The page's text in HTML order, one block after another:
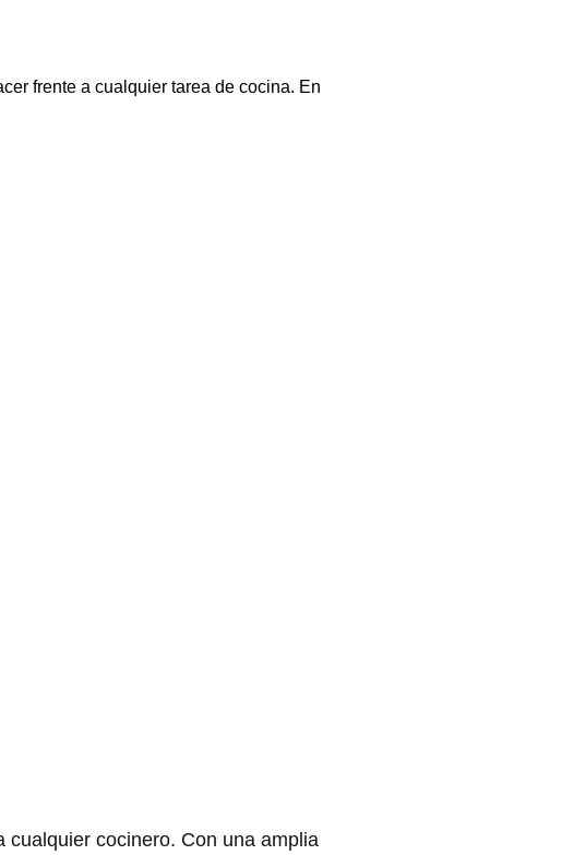
frente a cualquier tarea de cocina. En
cualquier cocinero. Con una amplia